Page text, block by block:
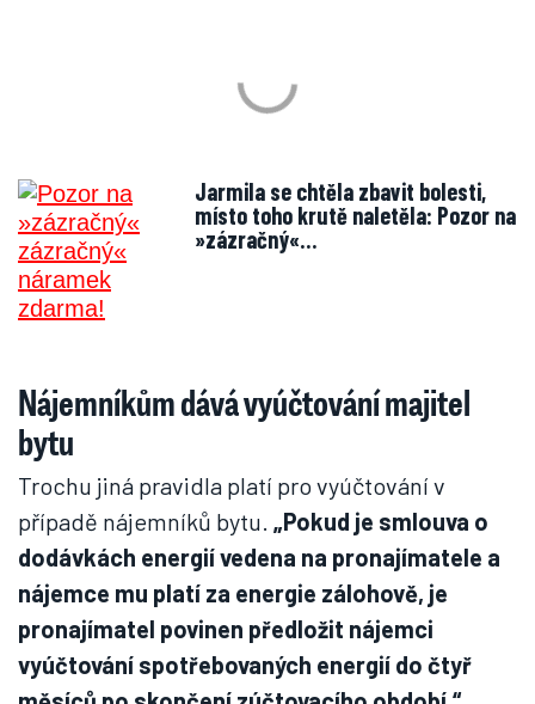
Jarmila se chtěla zbavit bolesti,
místo toho krutě naletěla: Pozor na
»zázračný«…
Nájemníkům dává vyúčtování majitel
bytu
Trochu jiná pravidla platí pro vyúčtování v
případě nájemníků bytu. „Pokud je smlouva o
dodávkách energií vedena na pronajímatele a
nájemce mu platí za energie zálohově, je
pronajímatel povinen předložit nájemci
vyúčtování spotřebovaných energií do čtyř